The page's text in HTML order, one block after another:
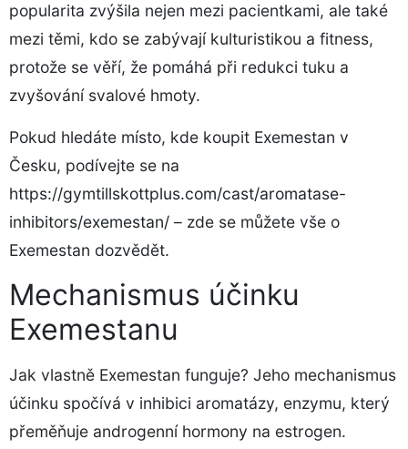
popularita zvýšila nejen mezi pacientkami, ale také
mezi těmi, kdo se zabývají kulturistikou a fitness,
protože se věří, že pomáhá při redukci tuku a
zvyšování svalové hmoty.
Pokud hledáte místo, kde koupit Exemestan v
Česku, podívejte se na
https://gymtillskottplus.com/cast/aromatase-
inhibitors/exemestan/ – zde se můžete vše o
Exemestan dozvědět.
Mechanismus účinku
Exemestanu
Jak vlastně Exemestan funguje? Jeho mechanismus
účinku spočívá v inhibici aromatázy, enzymu, který
přeměňuje androgenní hormony na estrogen.